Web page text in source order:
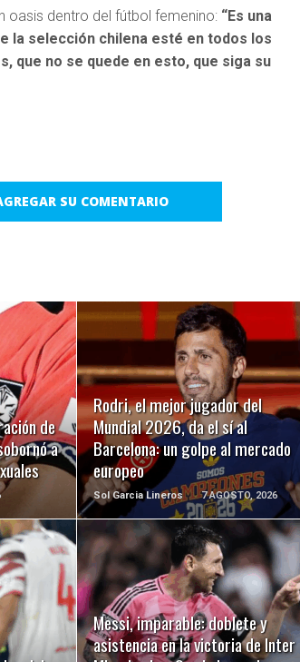
oasis dentro del fútbol femenino: “Es una
la selección chilena esté en todos los
que no se quede en esto, que siga su
SU COMENTARIO
de
a
Rodri, el mejor jugador del
Mundial 2026, da el sí al
Barcelona: un golpe al mercado
europeo
Sol Garcia Lineros 7 AGOSTO, 2026
LEER MÁS
Messi, imparable: doblete y
asistencia en la victoria de Inter
LEER MÁS